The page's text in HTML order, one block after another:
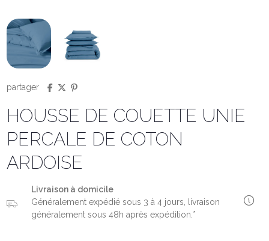
partager
HOUSSE DE COUETTE UNIE
PERCALE DE COTON
ARDOISE
Livraison à domicile
Généralement expédié sous 3 à 4 jours, livraison
généralement sous 48h après expédition.*